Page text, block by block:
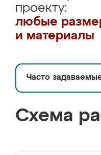
проекту:
любые
и материалы
Часто
Схема